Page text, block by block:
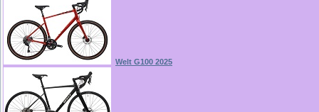
Welt G100 2025